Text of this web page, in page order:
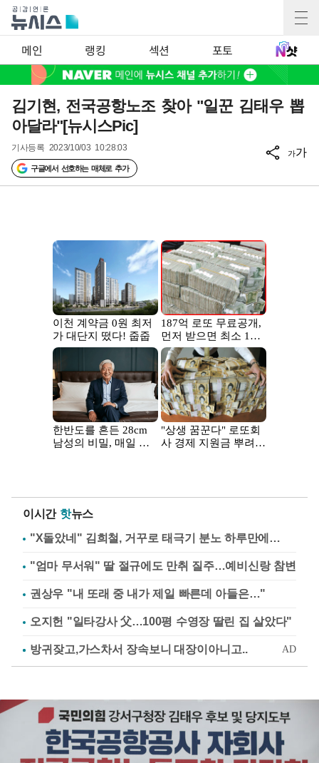
메인 랭킹 섹션 포토
김기현, 전국공항노조 찾아 "일꾼 김태우 뽑
아달라"[뉴시스Pic]
기사등록 2023/10/03 10:28:03
구글에서 선호하는 매체로 추가
가가
이시간 핫뉴스
"X돌았네" 김희철, 거꾸로 태극기 분노 하루만에…
"엄마 무서워" 딸 절규에도 만취 질주…예비신랑 참변
권상우 "내 또래 중 내가 제일 빠른데 아들은…"
오지헌 "일타강사 父…100평 수영장 딸린 집 살았다"